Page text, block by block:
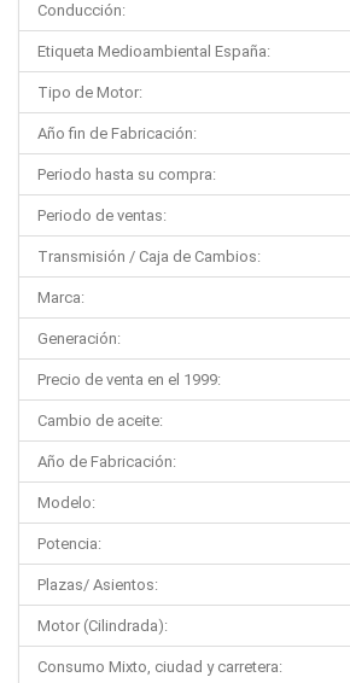
Conducción:
Etiqueta Medioambiental España:
Tipo de Motor:
Año fin de Fabricación:
Periodo hasta su compra:
Periodo de ventas:
Transmisión / Caja de Cambios:
Marca:
Generación:
Precio de venta en el 1999:
Cambio de aceite:
Año de Fabricación:
Modelo:
Potencia:
Plazas/ Asientos:
Motor (Cilindrada):
Consumo Mixto, ciudad y carretera: